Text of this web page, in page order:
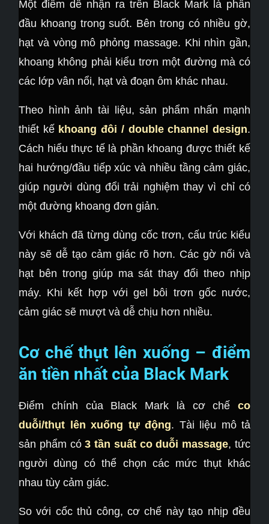
Một điểm dễ nhận ra trên Black Mark là phần
đầu khoang trong suốt. Bên trong có nhiều gờ,
hạt và vòng mô phỏng massage. Khi nhìn gần,
khoang không phải kiểu trơn một đường mà có
các lớp vân nổi, hạt và đoạn ôm khác nhau.
Theo hình ảnh tài liệu, sản phẩm nhấn mạnh
thiết kế khoang đôi / double channel design.
Cách hiểu thực tế là phần khoang được thiết kế
hai hướng/đầu tiếp xúc và nhiều tầng cảm giác,
giúp người dùng đổi trải nghiệm thay vì chỉ có
một đường khoang đơn giản.
Với khách đã từng dùng cốc trơn, cấu trúc kiểu
này sẽ dễ tạo cảm giác rõ hơn. Các gờ nổi và
hạt bên trong giúp ma sát thay đổi theo nhịp
máy. Khi kết hợp với gel bôi trơn gốc nước,
cảm giác sẽ mượt và dễ chịu hơn nhiều.
Cơ chế thụt lên xuống – điểm
ăn tiền nhất của Black Mark
Điểm chính của Black Mark là cơ chế co
duỗi/thụt lên xuống tự động. Tài liệu mô tả
sản phẩm có3 tần suất co duỗi massage, tức
người dùng có thể chọn các mức thụt khác
nhau tùy cảm giác.
So với cốc thủ công, cơ chế này tạo nhịp đều